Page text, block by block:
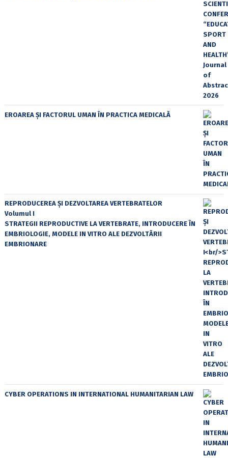
EROAREA ȘI FACTORUL UMAN ÎN PRACTICA MEDICALĂ
REPRODUCEREA ȘI DEZVOLTAREA VERTEBRATELOR
Volumul I
STRATEGII REPRODUCTIVE LA VERTEBRATE, INTRODUCERE ÎN
EMBRIOLOGIE, MODELE IN VITRO ALE DEZVOLTĂRII
EMBRIONARE
CYBER OPERATIONS IN INTERNATIONAL HUMANITARIAN LAW